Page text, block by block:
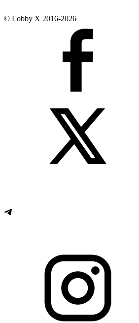
© Lobby X 2016-2026